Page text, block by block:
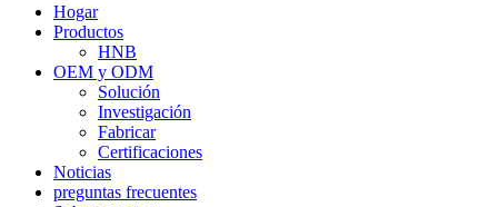
Hogar
Productos
HNB
OEM y ODM
Solución
Investigación
Fabricar
Certificaciones
Noticias
preguntas frecuentes